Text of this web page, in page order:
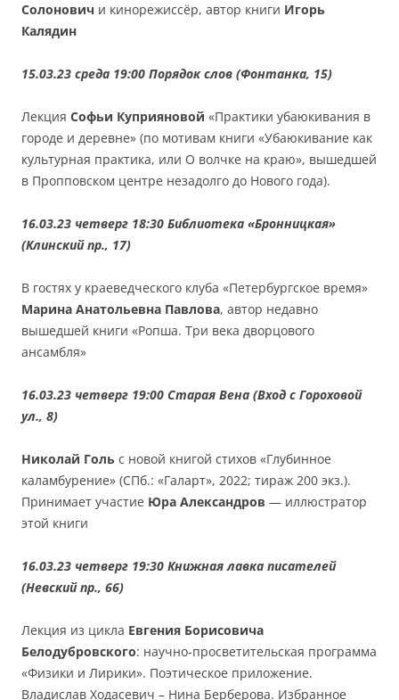
Солонович и кинорежиссёр, автор книги Игорь
Калядин
15.03.23 среда 19:00 Порядок слов (Фонтанка, 15)
Лекция Софьи Куприяновой «Практики убаюкивания в
городе и деревне» (по мотивам книги «Убаюкивание как
культурная практика, или О волчке на краю», вышедшей
в Пропповском центре незадолго до Нового года).
16.03.23 четверг 18:30 Библиотека «Бронницкая»
(Клинский пр., 17)
В гостях у краеведческого клуба «Петербургское время»
Марина Анатольевна Павлова, автор недавно
вышедшей книги «Ропша. Три века дворцового
ансамбля»
16.03.23 четверг 19:00 Старая Вена (Вход с Гороховой
ул., 8)
Николай Голь с новой книгой стихов «Глубинное
каламбурение» (СПб.: «Галарт», 2022; тираж 200 экз.).
Принимает участие Юра Александров — иллюстратор
этой книги
16.03.23 четверг 19:30 Книжная лавка писателей
(Невский пр., 66)
Лекция из цикла Евгения Борисовича
Белодубровского: научно-просветительская программа
«Физики и Лирики». Поэтическое приложение.
Владислав Ходасевич – Нина Берберова. Избранное